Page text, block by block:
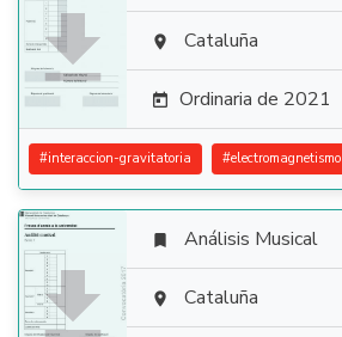
  Cataluña
 Ordinaria de 2021
#interaccion-gravitatoria #electromagnetismo

 Análisis Musical
 Cataluña